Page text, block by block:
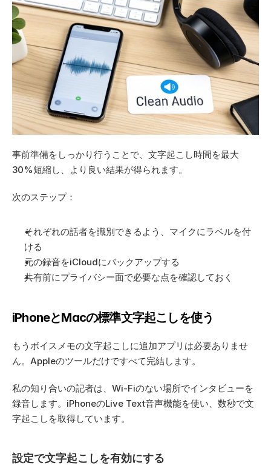
事前準備をしっかり行うことで、文字起こし時間を最大
30%短縮し、より良い結果が得られます。
次のステップ：
それぞれの話者を識別できるよう、マイクにラベルを付
ける
元の録音をiCloudにバックアップする
共有前にプライバシー面で必要な点を確認しておく
iPhoneとMacの標準文字起こしを使う
もうボイスメモの文字起こしに追加アプリは必要ありませ
ん。Appleのツールだけですべて完結します。
私の知り合いの記者は、Wi-Fiのない場所でインタビューを
録音します。iPhoneのLive Text音声機能を使い、数秒で文
字起こしを取得しています。
設定で文字起こしを有効にする